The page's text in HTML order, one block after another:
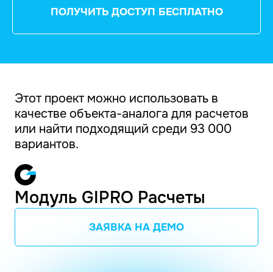
ПОЛУЧИТЬ ДОСТУП БЕСПЛАТНО
Этот проект можно использовать в
качестве объекта-аналога для расчетов
или найти подходящий среди 93 000
вариантов.
Модуль GIPRO Расчеты
ЗАЯВКА НА ДЕМО